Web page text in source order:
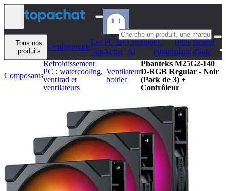
Aller au contenu
Tous nos
produits
Configomatic
Les PC By
TopAchat
Configo
Ai
PC
Finder
Bons
plans
Besoin
d'aide
Composants
Refroidissement
PC : watercooling,
ventirad et
ventilateurs
Ventilateur
boitier
Phanteks M25G2-140
D-RGB Regular - Noir
(Pack de 3) +
Contrôleur